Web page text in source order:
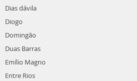
Dias dávila
Diogo
Domingão
Duas Barras
Emílio Magno
Entre Rios